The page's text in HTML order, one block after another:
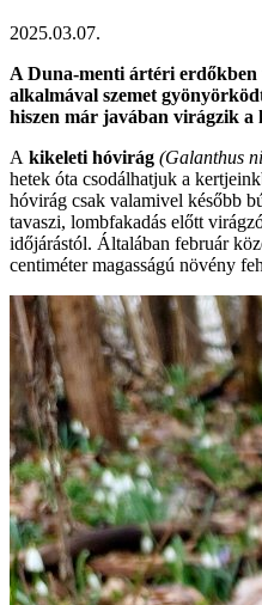
2025.03.07.
A Duna-menti ártéri
alkalmával szemet
hiszen már javában virágzik a
A kikeleti hóvirág (Galanthus
hetek óta csodálhatjuk a
hóvirág csak valamivel később
tavaszi, lombfakadás előtt
időjárástól. Általában február
centiméter magasságú növény